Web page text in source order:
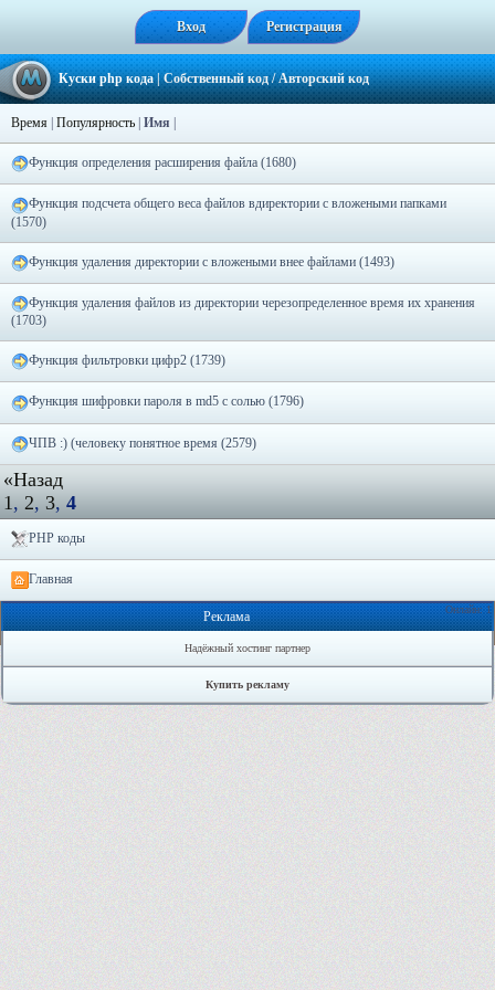
Вход Регистрация
Куски php кода| Собственный код / Авторский код
Время Популярность Имя
Функция определения расширения файла (1680)
Функция подсчета общего веса файлов вдиректории с вложеными папками
(1570)
Функция удаления директории с вложеными внее файлами (1493)
Функция удаления файлов из директории черезопределенное время их хранения
(1703)
Функция фильтровки цифр2 (1739)
Функция шифровки пароля в md5 с солью (1796)
ЧПВ :) (человеку понятное время (2579)
«Назад
1 , 2, 3, 4
PHP коды
Главная
Онлайн: 1
Реклама
Надёжный хостинг партнер
Купить рекламу